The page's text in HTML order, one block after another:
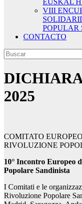
EUSKAL
VIII
POPULAR
CONTACTO
2025
COMITATO
RIVOLUZIONE
10° Incontro Europeo
Popolare Sandinista
I Comitati e le
Rivoluzione Popolare